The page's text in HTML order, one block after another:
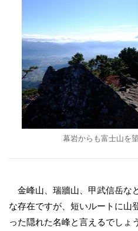
幕岩からも富士山を
金峰山、瑞牆山、甲武信岳な
な存在ですが、短いルートに山
った隠れた名峰と言えるでしょ